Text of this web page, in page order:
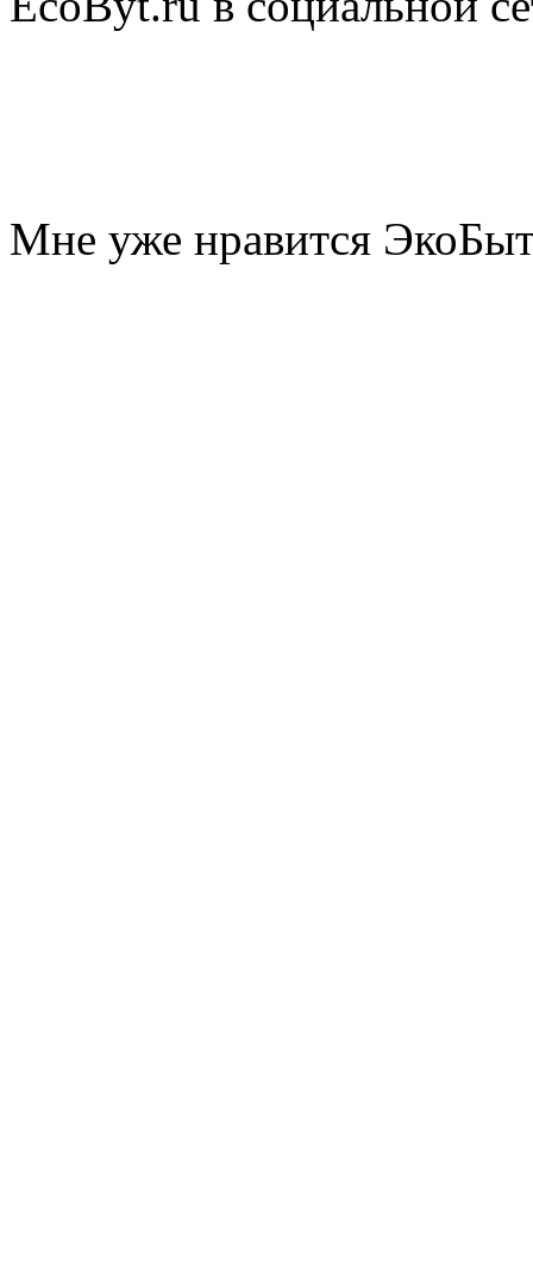
Мне уже нравится